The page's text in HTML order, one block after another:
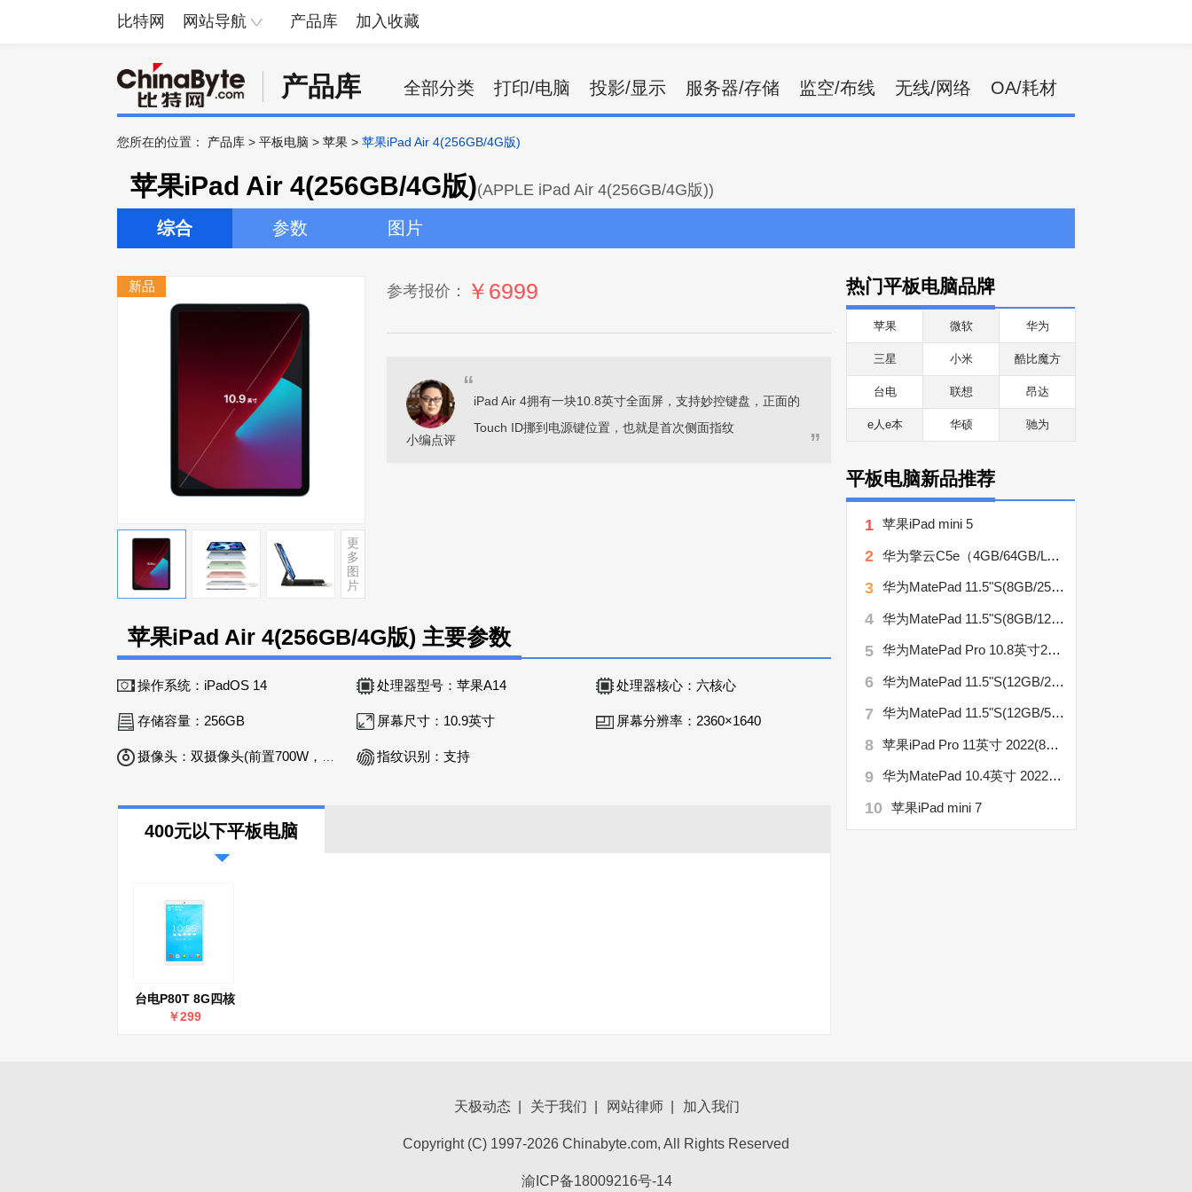
比特网 网站导航 产品库 加入收藏
产品库 全部分类 打印/电脑 投影/显示 服务器/存储 监空/布线 无线/网络 OA/耗材
您所在的位置： 产品库 > 平板电脑 > 苹果 > 苹果iPad Air 4(256GB/4G版)
苹果iPad Air 4(256GB/4G版)(APPLE iPad Air 4(256GB/4G版))
综合 参数 图片
新品
更
多
图
片
参考报价： ￥6999
小编点评
“
iPad Air 4拥有一块10.8英寸全面屏，支持妙控键盘，正面的
Touch ID挪到电源键位置，也就是首次侧面指纹
”
苹果iPad Air 4(256GB/4G版) 主要参数
操作系统： iPadOS 14 处理器型号： 苹果A14 处理器核心： 六核心
存储容量： 256GB 屏幕尺寸： 10.9英寸 屏幕分辨率： 2360×1640
摄像头： 双摄像头(前置700W，后置1200W) 指纹识别： 支持
400元以下平板电脑
台电P80T 8G四核
版(8GB/8英寸)
￥299
热门平板电脑品牌
苹果 微软 华为
三星 小米 酷比魔方
台电 联想 昂达
e人e本 华硕 驰为
平板电脑新品推荐
1 苹果iPad mini 5
2 华为擎云C5e（4GB/64GB/LTE版）
3 华为MatePad 11.5"S(8GB/256GB/柔光版）
4 华为MatePad 11.5"S(8GB/128GB/柔光版）
5 华为MatePad Pro 10.8英寸2021款(8GB/256GB/WiFi/键盘/笔)
6 华为MatePad 11.5"S(12GB/256GB/柔光版）
7 华为MatePad 11.5"S(12GB/512GB/柔光版）
8 苹果iPad Pro 11英寸 2022(8GB/128GB/WLAN版)
9 华为MatePad 10.4英寸 2022款 悦动版(6GB/128GB/LTE版)
10 苹果iPad mini 7
天极动态 关于我们 网站律师 加入我们
Copyright (C) 1997-2026 Chinabyte.com, All Rights Reserved
渝ICP备18009216号-14